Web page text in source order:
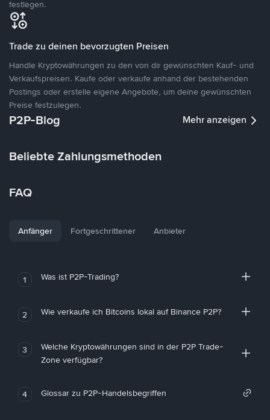
festlegen.
Trade zu deinen bevorzugten Preisen
Handle Kryptowährungen zu den von dir gewünschten Kauf- und
Verkaufspreisen. Kaufe oder verkaufe anhand der bestehenden
Postings oder erstelle eigene Angebote, um deine gewünschten
Preise festzulegen.
P2P-Blog Mehr anzeigen
Beliebte Zahlungsmethoden
FAQ
Anfänger Fortgeschrittener Anbieter
1 Was ist P2P-Trading?
2 Wie verkaufe ich Bitcoins lokal auf Binance P2P?
3
Welche Kryptowährungen sind in der P2P Trade-
Zone verfügbar?
4 Glossar zu P2P-Handelsbegriffen